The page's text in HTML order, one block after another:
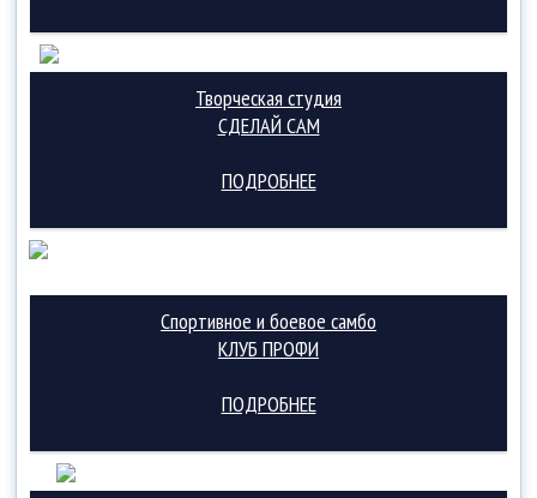
Творческая студия
СДЕЛАЙ САМ
ПОДРОБНЕЕ
Спортивное и боевое самбо
КЛУБ ПРОФИ
ПОДРОБНЕЕ